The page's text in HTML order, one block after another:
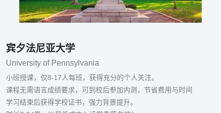
宾夕法尼亚大学
University of Pennsylvania
小班授课，仅8-17人每班，获得充分的个人关注。
课程无需语言成绩要求，可到校后参加内测，节省费用与时间
学习结束后获得学校证书，强力背景提升。